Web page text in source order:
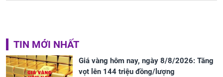
TIN MỚI NHẤT
Giá vàng hôm nay, ngày 8/8/2026: Tăng
vọt lên 144 triệu đồng/lượng